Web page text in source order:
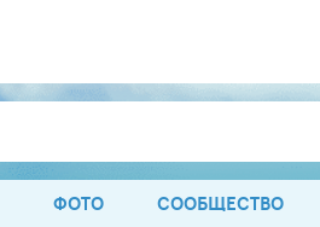
ФОТО СООБЩЕСТВО